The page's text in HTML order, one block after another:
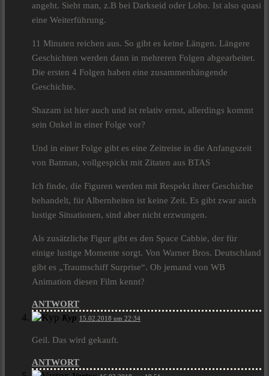
angeht. Sieht man, z.B bei Darkseid oder Lobo. Ist also quasi
eine Weiterführung.
11 Minuten reichen aus. So gibt es keine Längen. Längere
Geschichten werden dann in mehreren Folgen abgearbeitet.
Die ersten 4 Folgen haben eine zusammenhängende
Geschichte.
Shazam ist hier auch und ist relativ ernst, allerdings kommt
sein Onkel in einer Folge vor?
Und in einer Folge gibt es eine Zeitreise in die Anfangszeit
von Batman, vollgespickt mit Zitaten aus BTAS
Ich finde, die Figuren werden mit Respekt ihrer Geschichte
behandelt, für Albernheiten ist keine Zeit. Es gibt zwar auch
lustige Situationen, sind aber nicht erzwungen.
Als zusätzliche Figur gibt es den Space Cabbie, der für
einige lustige Momente sorgt. Von Warner Bros. Deutschland
gibt es „Traumschiff Surprise“. Ob jemand von WB
Animation diesen Film kennt?
ANTWORT
Kyp 15.02.2018 um 22:34
Geil. Das wird gekauft.
ANTWORT